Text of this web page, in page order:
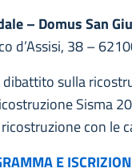
– Domus San
d’Assisi, 38 –
sulla
Sisma
con le
E